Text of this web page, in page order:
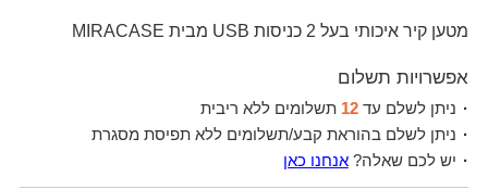
מטען קיר איכותי בעל 2 כניסות USB מבית MIRACASE
אפשרויות תשלום
ניתן לשלם עד12 תשלומים ללא ריבית
ניתן לשלם בהוראת קבע/תשלומים ללא תפיסת מסגרת
יש לכם שאלה?אנחנו כאן